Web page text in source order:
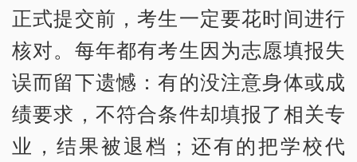
正式提交前，考生一定要花时间进行
核对。每年都有考生因为志愿填报失
误而留下遗憾：有的没注意身体或成
绩要求，不符合条件却填报了相关专
业，结果被退档；还有的把学校代